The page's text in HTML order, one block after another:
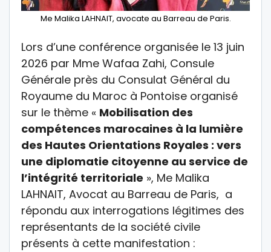
Me Malika LAHNAIT, avocate au Barreau de Paris.
Lors d’une conférence organisée le 13 juin
2026 par Mme Wafaa Zahi, Consule
Générale près du Consulat Général du
Royaume du Maroc à Pontoise organisé
sur le thème « Mobilisation des
compétences marocaines à la lumière
des Hautes Orientations Royales : vers
une diplomatie citoyenne au service de
l’intégrité territoriale », Me Malika
LAHNAIT, Avocat au Barreau de Paris, a
répondu aux interrogations légitimes des
représentants de la société civile
présents à cette manifestation :